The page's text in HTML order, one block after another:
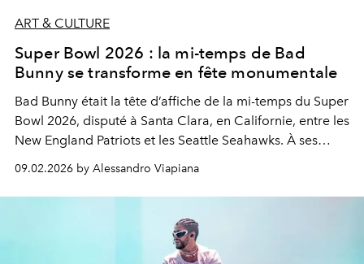
ART & CULTURE
Super Bowl 2026 : la mi-temps de Bad
Bunny se transforme en fête monumentale
Bad Bunny était la tête d’affiche de la mi-temps du Super
Bowl 2026, disputé à Santa Clara, en Californie, entre les
New England Patriots et les Seattle Seahawks. À ses
côtés sur scène : Lady Gaga et Ricky Martin, pour un
spectacle historique, festif et profondément politique.
09.02.2026 by Alessandro Viapiana